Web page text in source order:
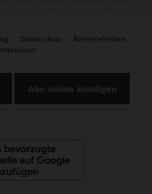
Datenschutz
Barrierefreiheit
Impressum
Abo online kündigen